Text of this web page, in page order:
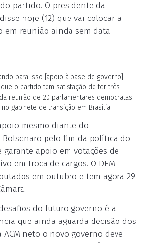
partido. O presidente da
hoje (12) que vai colocar a
em reunião ainda sem data
para isso [apoio à base do governo].
o partido tem satisfação de ter três
reunião de 20 parlamentares democratas
gabinete de transição em Brasília.
mesmo diante do
pelo fim da política do
garante apoio em votações de
em troca de cargos. O DEM
em outubro e tem agora 29
do futuro governo é a
que ainda aguarda decisão dos
ACM neto o novo governo deve